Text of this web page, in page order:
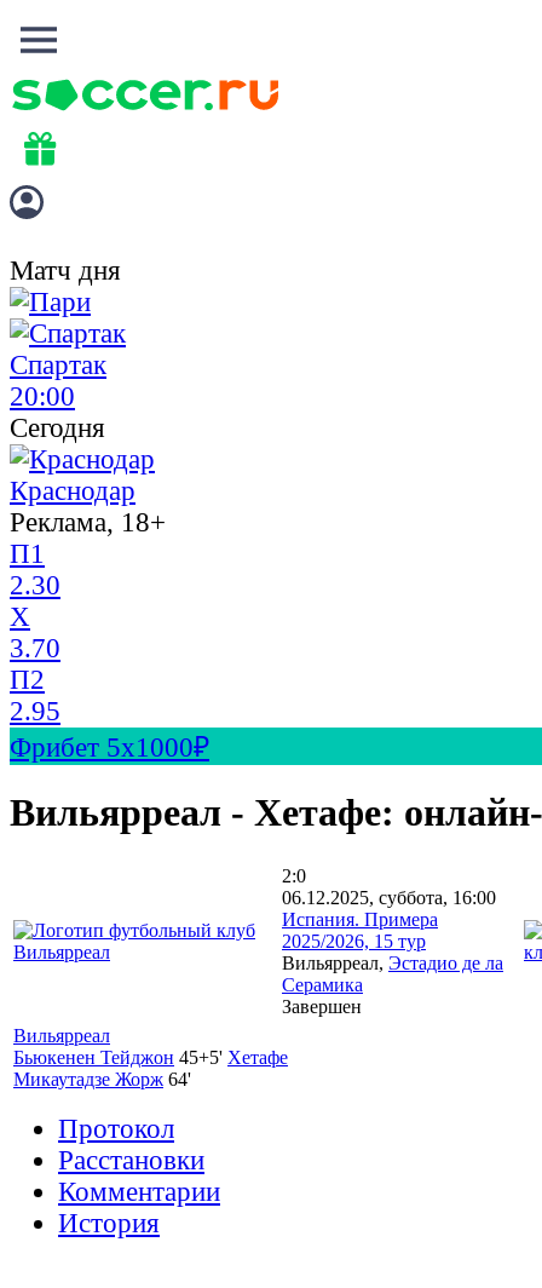
Матч дня
Спартак
20:00
Сегодня
Краснодар
Реклама, 18+
П1
2.30
X
3.70
П2
2.95
Фрибет 5х1000₽
Вильярреал - Хетафе:
2:0
06.12.2025, суббота, 16:00
Испания. Примера
2025/2026, 15 тур
Вильярреал, Эстадио де ла
Серамика
Завершен
Вильярреал
Бьюкенен Тейджон 45+5'
Микаутадзе Жорж 64'
Хетафе
Протокол
Расстановки
Комментарии
История